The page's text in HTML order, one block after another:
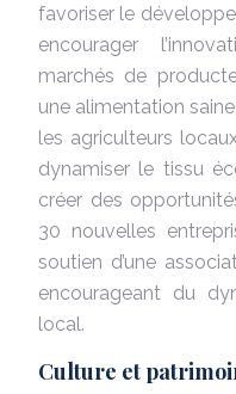
favoriser le
encourager
marchés de
une alimentation
les agriculteurs
dynamiser le tissu
créer des
30 nouvelles
soutien d’une
encourageant du
local.
Culture et